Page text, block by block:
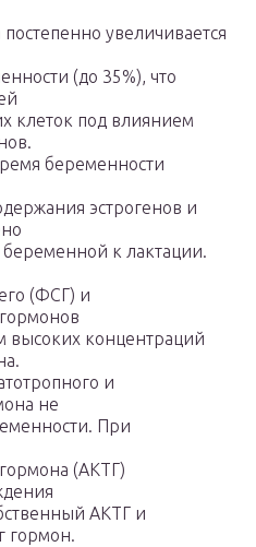
увеличивается
(до 35%), что
клеток под влиянием
беременности
эстрогенов и
беременной к лактации.
(ФСГ) и
высоких концентраций
и
не
При
(АКТГ)
АКТГ и
гормон.